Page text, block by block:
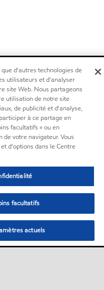
d'autres technologies de
utilisateurs et d'analyser
site Web. Nous partageons
utilisation de notre site
de publicité et d'analyse,
à ce partage en
facultatifs » ou en
votre navigateur. Vous
d'options dans le Centre
facultatifs
actuels